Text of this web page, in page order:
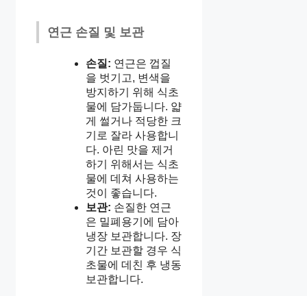
연근 손질 및 보관
손질: 연근은 껍질
을 벗기고, 변색을
방지하기 위해 식초
물에 담가둡니다. 얇
게 썰거나 적당한 크
기로 잘라 사용합니
다. 아린 맛을 제거
하기 위해서는 식초
물에 데쳐 사용하는
것이 좋습니다.
보관: 손질한 연근
은 밀폐용기에 담아
냉장 보관합니다. 장
기간 보관할 경우 식
초물에 데친 후 냉동
보관합니다.